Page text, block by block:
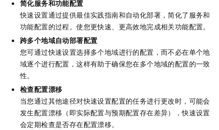
简化服务和功能配置
快速设置通过提供最佳实践指南和自动化部署，简化了服务和
功能配置的过程。使您更快速、更高效地完成相关功能配置。
跨多个地域自动部署配置
您可通过快速设置选择多个地域进行的配置，而不必在单个地
域逐个进行配置，这样有助于确保您在多个地域的配置的一致
性。
检查配置漂移
当您通过其他途径对快速设置配置的任务进行更改时，可能会
发生配置漂移（即实际配置与预期配置存在差异），快速设置
会定期检查是否存在配置漂移。